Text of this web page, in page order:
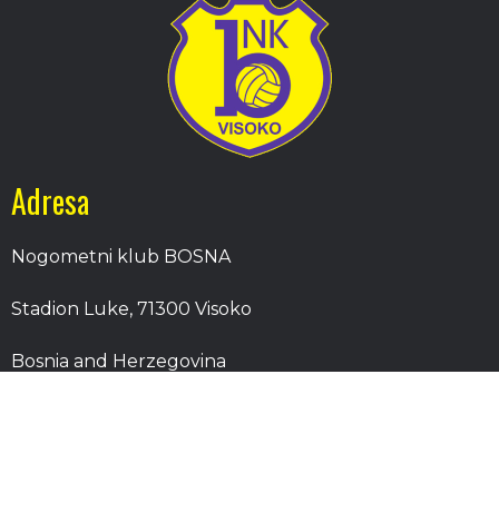
Adresa
Nogometni klub BOSNA
Stadion Luke, 71300 Visoko
Bosnia and Herzegovina